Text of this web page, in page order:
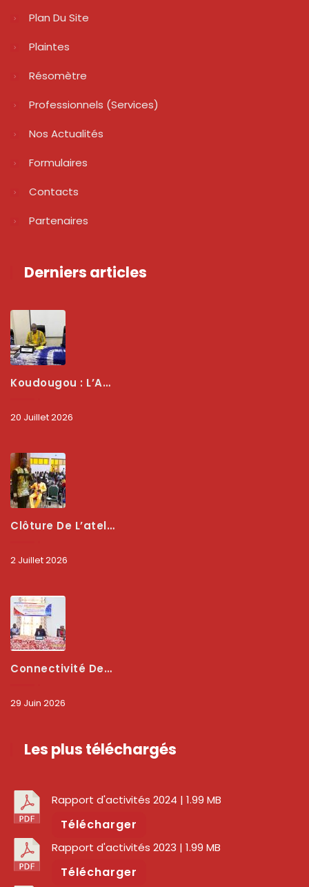
Plan Du Site
Plaintes
Résomètre
Professionnels (services)
Nos Actualités
Formulaires
Contacts
Partenaires
Derniers articles
Koudougou : L’ARCEP Renforce Le Dialogue Avec Les Associations De Consommateurs Pour Mieux Protéger Les Usagers
20 Juillet 2026
Clôture De L’atelier National : L’ARCEP Et Les Collectivités Territoriales Consolident Leur Partenariat Pour Booster La Qualité Des Services Numériques
2 Juillet 2026
Connectivité Des Territoires : L’ARCEP Et Les Collectivités Territoriales Scellent Un Pacte Stratégique À Bobo-Dioulasso Pour Booster La Qualité Des Réseaux
29 Juin 2026
Les plus téléchargés
Rapport d'activités 2024 | 1.99 MB
Télécharger
Rapport d'activités 2023 | 1.99 MB
Télécharger